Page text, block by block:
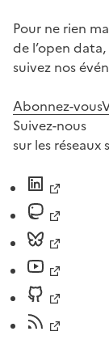
Pour ne rien
de l’open
suivez nos
Abonnez-vous
Suivez-nous
sur les réseaux